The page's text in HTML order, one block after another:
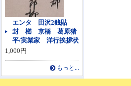
エンタ 田沢2銭貼
封 櫛 京橋 葛原猪
平/実業家 洋行挨拶状
1,000円
もっと...